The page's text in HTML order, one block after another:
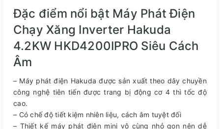
Đặc điểm nổi bật Máy Phát Điện
Chạy Xăng Inverter Hakuda
4.2KW HKD4200IPRO Siêu Cách
Âm
– Máy phát điện Hakuda được sản xuất theo dây chuyền
công nghệ tiên tiến được trang bị động cơ 4 thì tốc độ
cao.
– Có chế độ tiết kiệm nhiên liệu, cách âm tuyệt đối
– Thiết kế máy phát điện mini vô cùng nhỏ gọn nên dễ